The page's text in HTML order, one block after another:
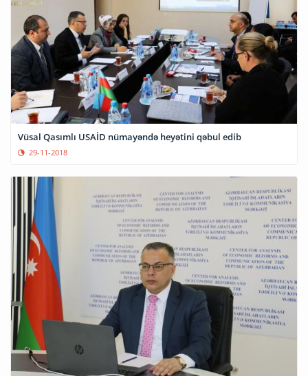
Vüsal Qasımlı USAİD nümayəndə heyətini qəbul edib
29-11-2018